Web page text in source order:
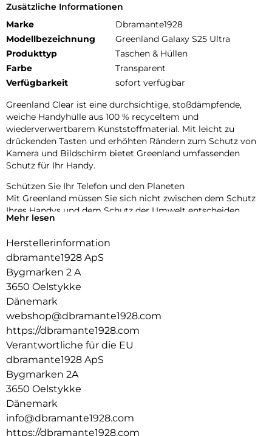
Zusätzliche Informationen
Marke
Dbramante1928
Modellbezeichnung
Greenland Galaxy S25 Ultra
Produkttyp
Taschen & Hüllen
Farbe
Transparent
Verfügbarkeit
sofort verfügbar
Greenland Clear ist eine durchsichtige, stoßdämpfende,
weiche Handyhülle aus 100 % recyceltem und
wiederverwertbarem Kunststoffmaterial. Mit leicht zu
drückenden Tasten und erhöhten Rändern zum Schutz von
Kamera und Bildschirm bietet Greenland umfassenden
Schutz für Ihr Handy.
Schützen Sie Ihr Telefon und den Planeten
Mit Greenland müssen Sie sich nicht zwischen dem Schutz
Ihres Handys und dem Schutz der Umwelt entscheiden.
Diese Hülle bietet außergewöhnlichen Schutz, Funktionalität
Umweltbelastung.
Hergestellt aus 100% recyceltem Kunststoff
Durch die Herstellung aus GRS-zertifizierten, recycelten
Materialien verhindert jede Greenland-Tasche, dass das
Gewicht von zwei Plastikflaschen in unseren Ozeanen und
auf Mülldeponien landet.
Aufprallschutz, auf den Sie sich verlassen können
Greenland wurde entwickelt, um Ihr Gerät vor Stürzen zu
schützen, und bietet Aufprallschutz aus 1,2 m Höhe. Erhöhte
Kanten schützen Ihre Kamera und Ihr Display vor
Beschädigungen.
Schlankes Design
Genießen Sie das schlanke Design, das bequem in Ihre Hand
und Tasche passt.
Mehr lesen
Herstellerinformation
dbramante1928 ApS
Bygmarken 2 A
3650 Oelstykke
Dänemark
webshop@dbramante1928.com
https://dbramante1928.com
Verantwortliche für die EU
dbramante1928 ApS
Bygmarken 2A
3650 Oelstykke
Dänemark
info@dbramante1928.com
https://dbramante1928.com